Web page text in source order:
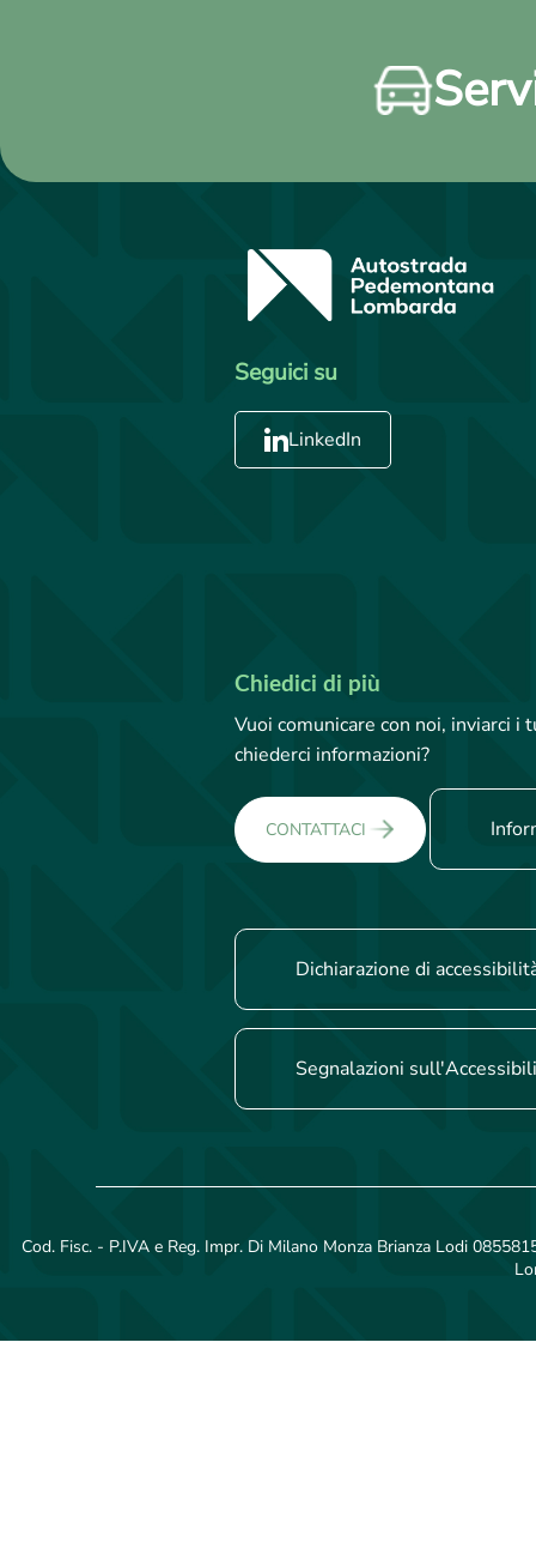
Seguici su
LinkedIn
Chiedici di più
Vuoi comunicare con noi, inviarci
chiederci informazioni?
CONTATTACI
Dichiarazione di
Segnalazioni
Cod. Fisc. - P.IVA e Reg. Impr. Di Milano Monza Brianza Lodi